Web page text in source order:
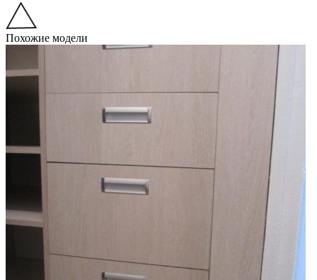
Похожие модели